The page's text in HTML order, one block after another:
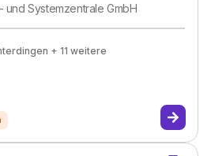
und Systemzentrale GmbH
+ 11 weitere